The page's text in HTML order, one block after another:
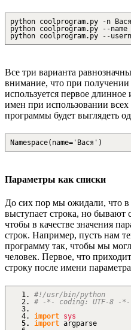
python coolprogram.py -n Вася
python coolprogram.py --name
python coolprogram.py --
Все три варианта
внимание, что при получении
используется первое длинное
имен при использовании всех
программы будет выглядеть
Namespace(name='Вася')
Параметры как списки
До сих пор мы ожидали, что в
выступает строка, но бывают
чтобы в качестве значения
строк. Например, пусть нам
программу так, чтобы мы
человек. Первое, что
строку после имени
#!/usr/bin/python
# -*- coding: UTF-8 -*-
import sys
import argparse